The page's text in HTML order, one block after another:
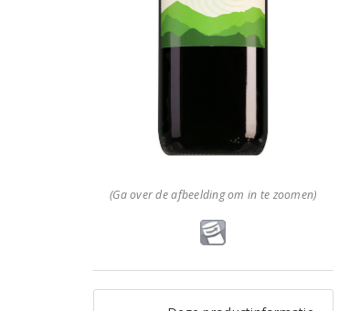
(Ga over de afbeelding om in te zoomen)